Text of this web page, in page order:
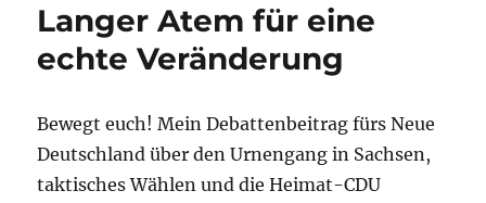
Langer Atem für eine
echte Veränderung
Bewegt euch! Mein Debattenbeitrag fürs Neue
Deutschland über den Urnengang in Sachsen,
taktisches Wählen und die Heimat-CDU